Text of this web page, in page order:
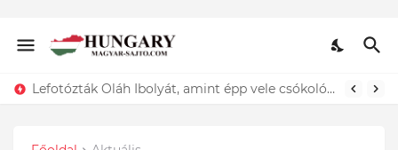
Lefotózták Oláh Ibolyát, amint épp vele csókolózik - EZT nem hiszed el, kinek a karjában kötött ki...ÍME